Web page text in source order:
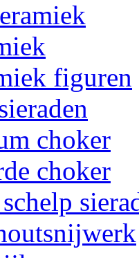
figuren
choker
choker